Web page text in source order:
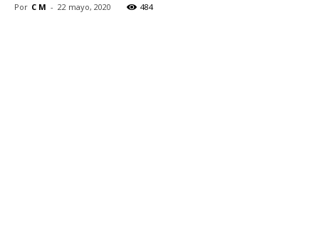
Por C M - 22 mayo, 2020 484